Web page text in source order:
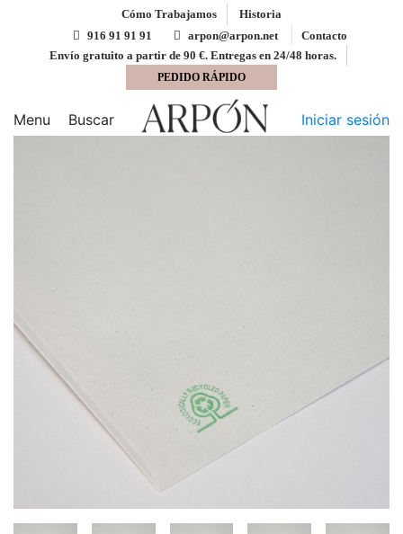
Cómo Trabajamos
Historia
916 91 91 91
arpon@arpon.net
Contacto
Envío gratuito a partir de 90 €. Entregas en 24/48 horas.
PEDIDO RÁPIDO
Menu Buscar Iniciar sesión
Bolsa 260x360 ARPON tira silicona
reciclado 100 % 90 gms